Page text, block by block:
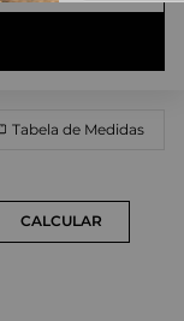
Tabela de Medidas